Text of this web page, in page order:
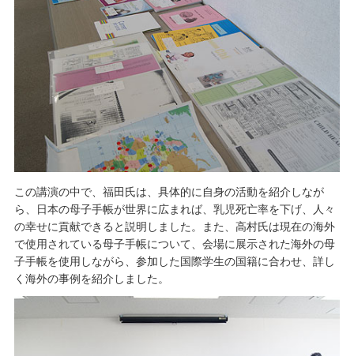
この講演の中で、福田氏は、具体的に自身の活動を紹介しなが
ら、日本の母子手帳が世界に広まれば、乳児死亡率を下げ、人々
の幸せに貢献できると説明しました。また、高村氏は現在の海外
で使用されている母子手帳について、会場に展示された海外の母
子手帳を使用しながら、参加した国際学生の国籍に合わせ、詳し
く海外の事例を紹介しました。